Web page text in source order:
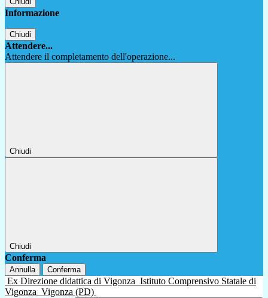
Informazione
Chiudi
Attendere...
Attendere il completamento dell'operazione...
Chiudi
Chiudi
Conferma
Annulla Conferma
Ex Direzione didattica di Vigonza Istituto Comprensivo Statale di
Vigonza Vigonza (PD)